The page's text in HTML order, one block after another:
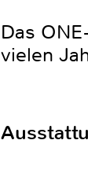
Das
vielen